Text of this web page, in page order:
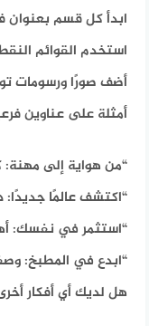
ابدأ كل قسم
استخدم القوائم
أضف صورًا ورسومات
أمثلة على عناوين
“من هواية إلى
“اكتشف عالمًا جديدًا:
“استثمر في نفسك:
“ابدع في المطبخ:
هل لديك أي أفكار